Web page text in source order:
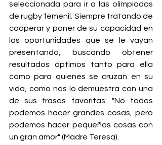
seleccionada para ir a las olimpiadas
de rugby femenil. Siempre tratando de
cooperar y poner de su capacidad en
las oportunidades que se le vayan
presentando, buscando obtener
resultados óptimos tanto para ella
como para quienes se cruzan en su
vida, como nos lo demuestra con una
de sus frases favoritas: "No todos
podemos hacer grandes cosas, pero
podemos hacer pequeñas cosas con
un gran amor" (Madre Teresa).